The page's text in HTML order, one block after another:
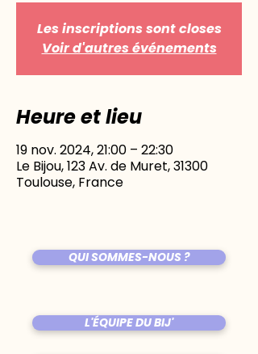
Les inscriptions sont closes
Voir d'autres événements
Heure et lieu
19 nov. 2024, 21:00 – 22:30
Le Bijou, 123 Av. de Muret, 31300
Toulouse, France
QUI SOMMES-NOUS ?
L'ÉQUIPE DU BIJ'